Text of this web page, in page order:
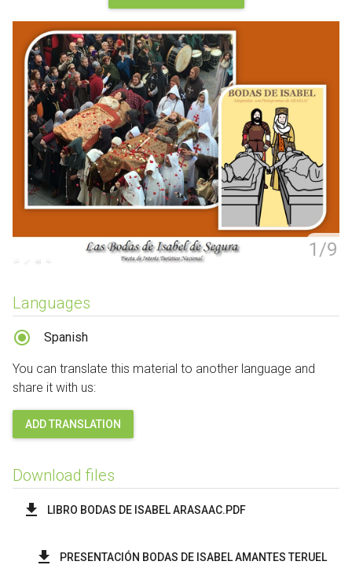
1/9
Languages
Spanish
You can translate this material to another language and
share it with us:
ADD TRANSLATION
Download files
LIBRO BODAS DE ISABEL ARASAAC.PDF
PRESENTACIÓN BODAS DE ISABEL AMANTES TERUEL